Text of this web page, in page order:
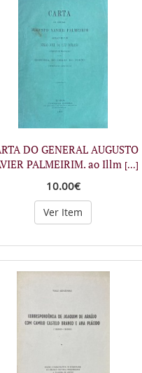
DO GENERAL AUGUSTO
PALMEIRIM. ao Illm [...]
10.00€
Ver Item